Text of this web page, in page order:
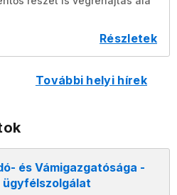
Részletek
további helyi hírek
és Vámigazgatósága -
ügyfélszolgálat